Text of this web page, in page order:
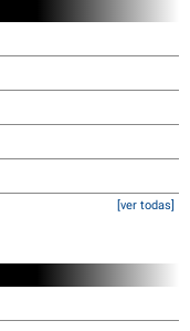
[ver todas]